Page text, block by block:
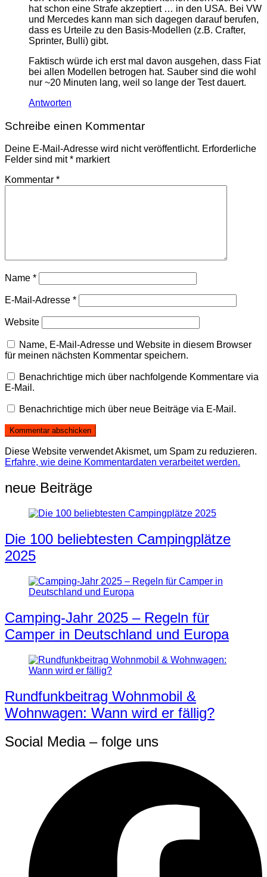
hat schon eine Strafe akzeptiert … in den USA. Bei VW
und Mercedes kann man sich dagegen darauf berufen,
dass es Urteile zu den Basis-Modellen (z.B. Crafter,
Sprinter, Bulli) gibt.
Faktisch würde ich erst mal davon ausgehen, dass Fiat
bei allen Modellen betrogen hat. Sauber sind die wohl
nur ~20 Minuten lang, weil so lange der Test dauert.
Antworten
Schreibe einen Kommentar
Deine E-Mail-Adresse wird nicht veröffentlicht. Erforderliche
Felder sind mit* markiert
Kommentar *
Name *
E-Mail-Adresse *
Website
Name, E-Mail-Adresse und Website in diesem Browser
für meinen nächsten Kommentar speichern.
Benachrichtige mich über nachfolgende Kommentare via
E-Mail.
Benachrichtige mich über neue Beiträge via E-Mail.
Diese Website verwendet Akismet, um Spam zu reduzieren.
Erfahre, wie deine Kommentardaten verarbeitet werden.
neue Beiträge
Die 100 beliebtesten Campingplätze
2025
Camping-Jahr 2025 – Regeln für
Camper in Deutschland und Europa
Rundfunkbeitrag Wohnmobil &
Wohnwagen: Wann wird er fällig?
Social Media – folge uns